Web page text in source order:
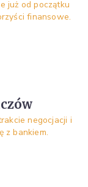
już od początku
finansowe.
negocjacji i
z bankiem.